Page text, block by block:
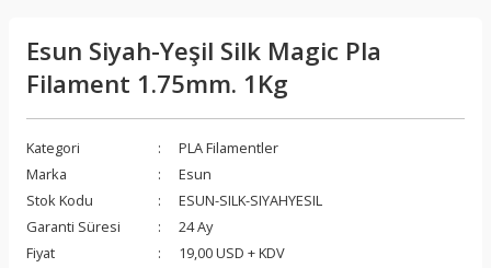
Esun Siyah-Yeşil Silk Magic Pla
Filament 1.75mm. 1Kg
Kategori
PLA Filamentler
Marka
Esun
Stok Kodu
ESUN-SILK-SIYAHYESIL
Garanti Süresi
24 Ay
Fiyat
19,00 USD + KDV